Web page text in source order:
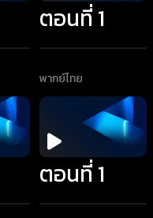
ตอนที่ 1
พากย์ไทย
ตอนที่ 1